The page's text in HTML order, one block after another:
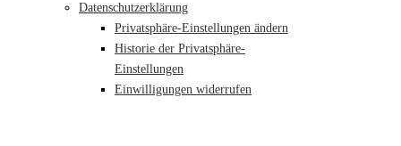
Datenschutzerklärung
Privatsphäre-Einstellungen ändern
Historie der Privatsphäre-
Einstellungen
Einwilligungen widerrufen